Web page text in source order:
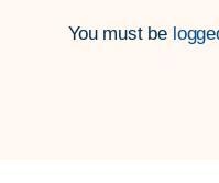
You must be